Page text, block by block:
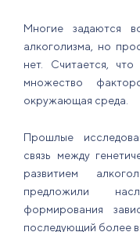
Многие задаются
алкоголизма, но
нет. Считается,
множество
окружающая среда.
Прошлые
связь между
развитием
предложили
формирования
последующий более